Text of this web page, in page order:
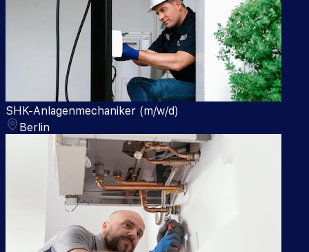
SHK-Anlagenmechaniker (m/w/d)
Berlin